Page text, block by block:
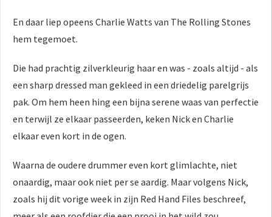
En daar liep opeens Charlie Watts van The Rolling Stones
hem tegemoet.
Die had prachtig zilverkleurig haar en was - zoals altijd - als
een sharp dressed man gekleed in een driedelig parelgrijs
pak. Om hem heen hing een bijna serene waas van perfectie
en terwijl ze elkaar passeerden, keken Nick en Charlie
elkaar even kort in de ogen.
Waarna de oudere drummer even kort glimlachte, niet
onaardig, maar ook niet per se aardig. Maar volgens Nick,
zoals hij dit vorige week in zijn Red Hand Files beschreef,